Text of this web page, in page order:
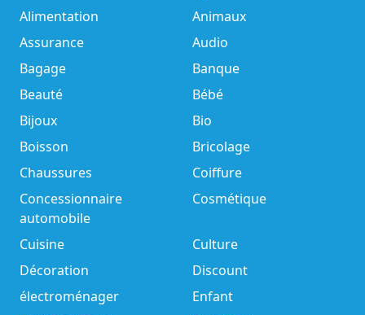
Alimentation
Animaux
Assurance
Audio
Bagage
Banque
Beauté
Bébé
Bijoux
Bio
Boisson
Bricolage
Chaussures
Coiffure
Concessionnaire
automobile
Cosmétique
Cuisine
Culture
Décoration
Discount
électroménager
Enfant